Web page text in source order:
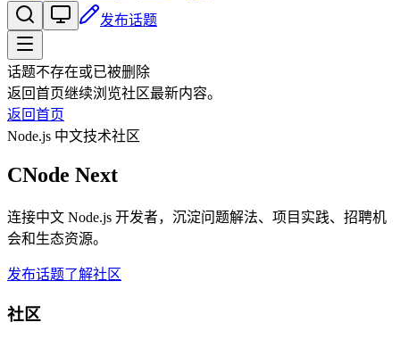
发布话题
话题不存在或已被删除
返回首页继续浏览社区最新内容。
返回首页
Node.js 中文技术社区
CNode Next
连接中文 Node.js 开发者，沉淀问题解法、项目实践、招聘机
会和生态资源。
发布话题了解社区
社区